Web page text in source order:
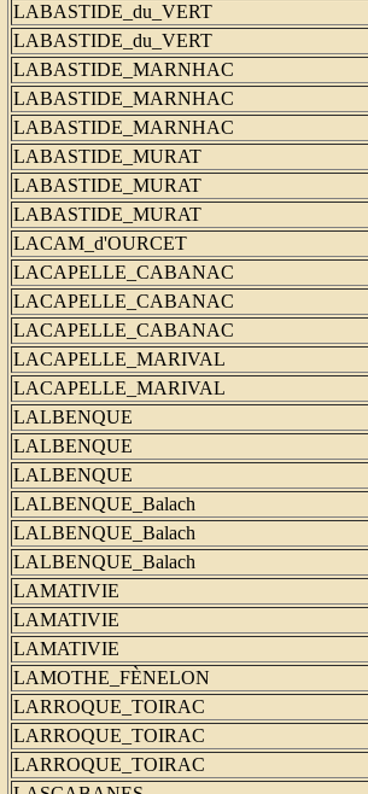
LABASTIDE_du_VERT
LABASTIDE_du_VERT
LABASTIDE_MARNHAC
LABASTIDE_MARNHAC
LABASTIDE_MARNHAC
LABASTIDE_MURAT
LABASTIDE_MURAT
LABASTIDE_MURAT
LACAM_d'OURCET
LACAPELLE_CABANAC
LACAPELLE_CABANAC
LACAPELLE_CABANAC
LACAPELLE_MARIVAL
LACAPELLE_MARIVAL
LALBENQUE
LALBENQUE
LALBENQUE
LALBENQUE_Balach
LALBENQUE_Balach
LALBENQUE_Balach
LAMATIVIE
LAMATIVIE
LAMATIVIE
LAMOTHE_FÈNELON
LARROQUE_TOIRAC
LARROQUE_TOIRAC
LARROQUE_TOIRAC